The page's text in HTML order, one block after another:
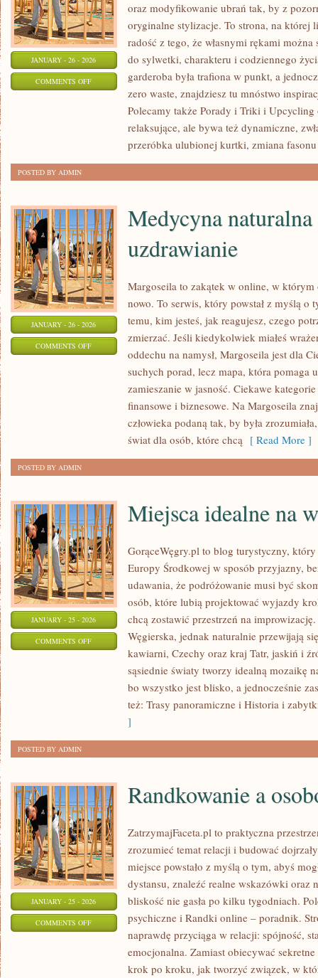
JANUARY - 26 - 2026
COMMENTS OFFON
oraz modyfikowanie ubrań tak, by z
oryginalne stylizacje. To strona, na której
radość z tego, że własnymi rękami
do sylwetki, charakteru i codziennego
garderoba była trafiona w punkt, a
zero waste, znajdziesz tu mnóstwo
Polecamy także Porady i Triki i Upcycling
relaksujące, ale bywa też dynamiczne,
przeróbka ulubionej kurtki, zmiana fasonu
POSTED BY ADMIN
JANUARY - 26 - 2026
COMMENTS OFFON
Medycyna
uzdrawianie
Margoseila to zakątek w online, w którym
nowo. To serwis, który powstał z myślą o
temu, kim jesteś, jak reagujesz, czego
zmierzać. Jeśli kiedykolwiek miałeś
oddechu na namysł, Margoseila jest dla
suchych porad, lecz mapa, która pomaga
zamieszanie w jasność. Ciekawe
finansowe i biznesowe. Na Margoseila
człowieka podaną tak, by była
świat dla osób, które chcą [ Read More ]
POSTED BY ADMIN
JANUARY - 25 - 2026
COMMENTS OFFON
Miejsca idealne na
GorąceWęgry.pl to blog turystyczny,
Europy Środkowej w sposób przyjazny,
udawania, że podróżowanie musi być
osób, które lubią projektować wyjazdy
chcą zostawić przestrzeń na
Węgierska, jednak naturalnie przewijają
kawiarni, Czechy oraz kraj Tatr, jaskiń i
sąsiednie światy tworzy idealną mozaikę
bo wszystko jest blisko, a jednocześnie
też: Trasy panoramiczne i Historia i
]
POSTED BY ADMIN
JANUARY - 25 - 2026
COMMENTS OFFON
RANDKOWANIE
OSOBOWOŚĆ
Randkowanie a
ZatrzymajFaceta.pl to praktyczna
zrozumieć temat relacji i budować
miejsce powstało z myślą o tym, abyś
dystansu, znaleźć realne wskazówki oraz
bliskość nie gasła po kilku tygodniach.
psychiczne i Randki online – poradnik.
naprawdę przyciąga w relacji: spójność,
emocjonalna. Zamiast obiecywać
krok po kroku, jak tworzyć związek, w